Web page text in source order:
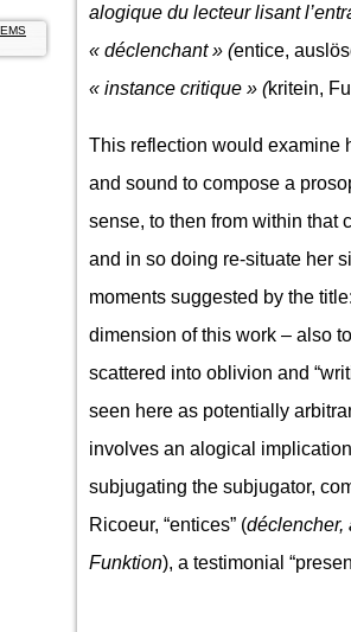
alogique du lecteur lisant
« déclenchant » (entice,
« instance critique » (kritein,
This reflection would examine
and sound to compose a
sense, to then from within that
and in so doing re-situate her
moments suggested by the
dimension of this work – also
scattered into oblivion and
seen here as potentially
involves an alogical
subjugating the subjugator,
Ricoeur, “entices” (déclencher,
Funktion), a testimonial